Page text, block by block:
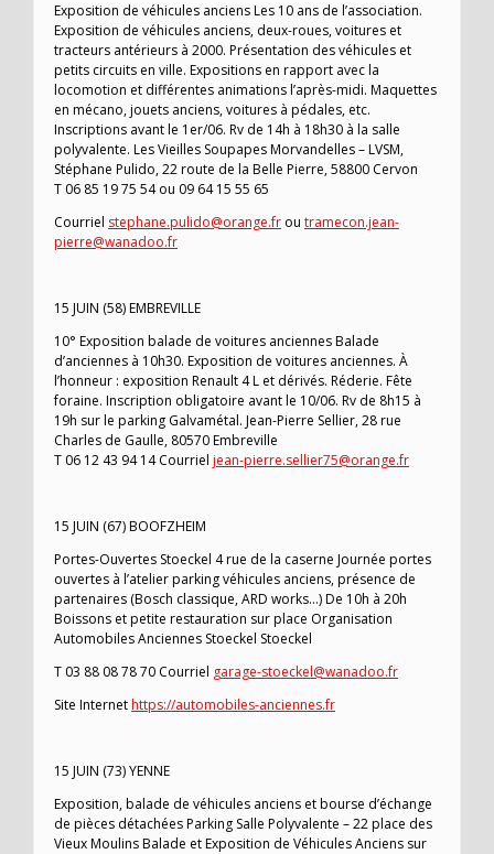
Exposition de véhicules anciens Les 10 ans de l’association.
Exposition de véhicules anciens, deux-roues, voitures et
tracteurs antérieurs à 2000. Présentation des véhicules et
petits circuits en ville. Expositions en rapport avec la
locomotion et différentes animations l’après-midi. Maquettes
en mécano, jouets anciens, voitures à pédales, etc.
Inscriptions avant le 1er/06. Rv de 14h à 18h30 à la salle
polyvalente. Les Vieilles Soupapes Morvandelles – LVSM,
Stéphane Pulido, 22 route de la Belle Pierre, 58800 Cervon
T 06 85 19 75 54 ou 09 64 15 55 65
Courriel stephane.pulido@orange.fr ou tramecon.jean-
pierre@wanadoo.fr
15 JUIN (58) EMBREVILLE
10° Exposition balade de voitures anciennes Balade
d’anciennes à 10h30. Exposition de voitures anciennes. À
l’honneur : exposition Renault 4 L et dérivés. Réderie. Fête
foraine. Inscription obligatoire avant le 10/06. Rv de 8h15 à
19h sur le parking Galvamétal. Jean-Pierre Sellier, 28 rue
Charles de Gaulle, 80570 Embreville
T 06 12 43 94 14 Courriel jean-pierre.sellier75@orange.fr
15 JUIN (67) BOOFZHEIM
Portes-Ouvertes Stoeckel 4 rue de la caserne Journée portes
ouvertes à l’atelier parking véhicules anciens, présence de
partenaires (Bosch classique, ARD works…) De 10h à 20h
Boissons et petite restauration sur place Organisation
Automobiles Anciennes Stoeckel Stoeckel
T 03 88 08 78 70 Courriel garage-stoeckel@wanadoo.fr
Site Internethttps://automobiles-anciennes.fr
15 JUIN (73) YENNE
Exposition, balade de véhicules anciens et bourse d’échange
de pièces détachées Parking Salle Polyvalente – 22 place des
Vieux Moulins Balade et Exposition de Véhicules Anciens sur